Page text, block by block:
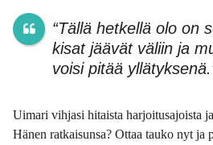
“Tällä hetkellä olo on
kisat jäävät väliin ja
voisi pitää
Uimari vihjasi hitaista harjoitusajoista
Hänen ratkaisunsa? Ottaa tauko nyt